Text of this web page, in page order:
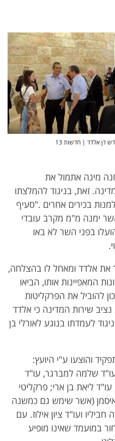
דן אלדד | חדשות 13
מינה אתמול את
זאת, בניגוד להמלצתו
בכירים אחרים ."סעיף
השר ימנה מ"מ מקרב עובדי
בפני השר לא באו
את אלדד ומאחל לו בהצלחה,
המאפיינות אותו, הביאו
להוביל את הפרקליטות
שירות המדינה כי אלדד
לעמדתו בנוגע לאורלי בן
והוצעו ע"י היועץ:
שלמה למברגר, עו"ד
ליאת בן ארי; פרקליטי
איסמן (אשר שימש גם כמשנה
ועו"ד ציון אילוז. עם
במועמד שאינו מופיע